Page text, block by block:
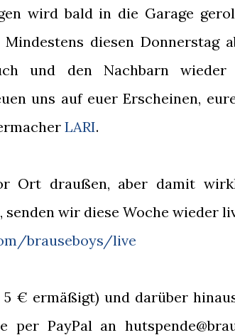
wird bald in die Garage
Mindestens diesen Donnerstag
und den Nachbarn wieder
uns auf euer Erscheinen,
LARI.
Ort draußen, aber damit
wir diese Woche wieder
brauseboys/live
ermäßigt) und darüber
per PayPal an